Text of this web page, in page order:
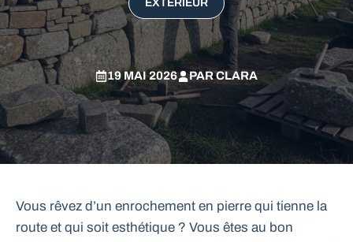
EXTÉRIEUR
19 MAI 2026 PARCLARA
Vous rêvez d’un enrochement en pierre qui tienne la
route et qui soit esthétique ? Vous êtes au bon